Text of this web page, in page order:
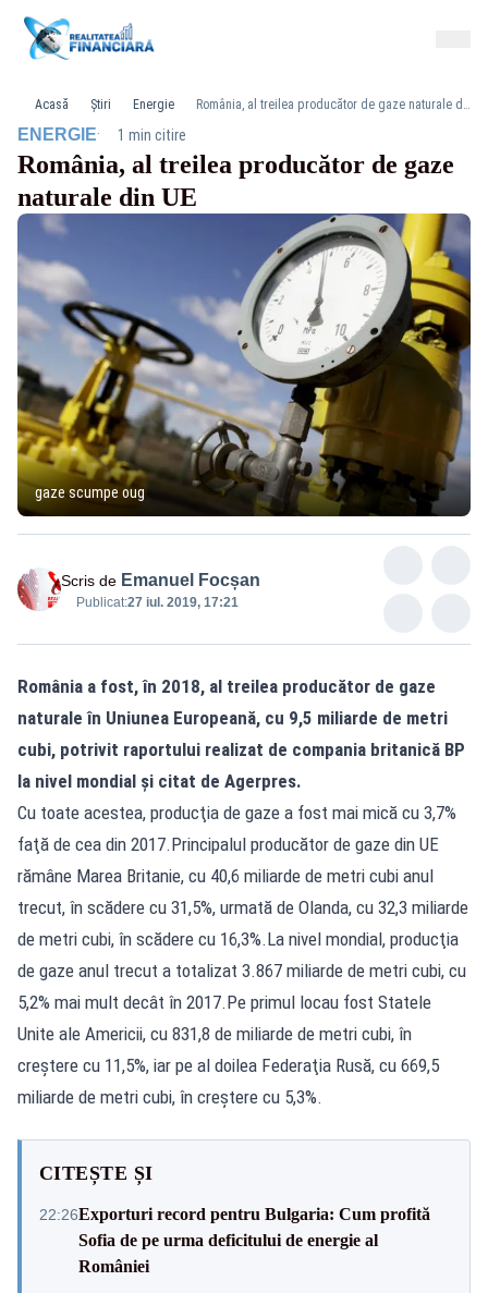
Acasă Știri Energie România, al treilea producător de gaze naturale din UE
ENERGIE· 1 min citire
România, al treilea producător de gaze
naturale din UE
gaze scumpe oug
Scris de Emanuel Focșan
Publicat:27 iul. 2019, 17:21
România a fost, în 2018, al treilea producător de gaze
naturale în Uniunea Europeană, cu 9,5 miliarde de metri
cubi, potrivit raportului realizat de compania britanică BP
la nivel mondial şi citat de Agerpres.
Cu toate acestea, producţia de gaze a fost mai mică cu 3,7%
faţă de cea din 2017.Principalul producător de gaze din UE
rămâne Marea Britanie, cu 40,6 miliarde de metri cubi anul
trecut, în scădere cu 31,5%, urmată de Olanda, cu 32,3 miliarde
de metri cubi, în scădere cu 16,3%.La nivel mondial, producţia
de gaze anul trecut a totalizat 3.867 miliarde de metri cubi, cu
5,2% mai mult decât în 2017.Pe primul locau fost Statele
Unite ale Americii, cu 831,8 de miliarde de metri cubi, în
creştere cu 11,5%, iar pe al doilea Federaţia Rusă, cu 669,5
miliarde de metri cubi, în creştere cu 5,3%.
CITEȘTE ȘI
22:26Exporturi record pentru Bulgaria: Cum profită
Sofia de pe urma deficitului de energie al
României